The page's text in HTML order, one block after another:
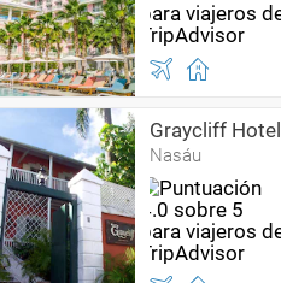
Graycliff
Nasáu